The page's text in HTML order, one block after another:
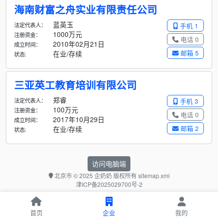
海南财富之舟实业有限责任公司
手机 1
电话 0
邮箱 5
法定代表人： 蓝英玉
注册资金： 1000万元
成立时间： 2010年02月21日
状态: 在业/存续
三亚英工教育培训有限公司
手机 3
电话 0
邮箱 2
法定代表人： 郑睿
注册资金： 100万元
成立时间： 2017年10月29日
状态: 在业/存续
访问电脑端
北京市© 2025 企奶奶 版权所有sitemap.xml
津ICP备2025029700号-2
首页 企业 我的